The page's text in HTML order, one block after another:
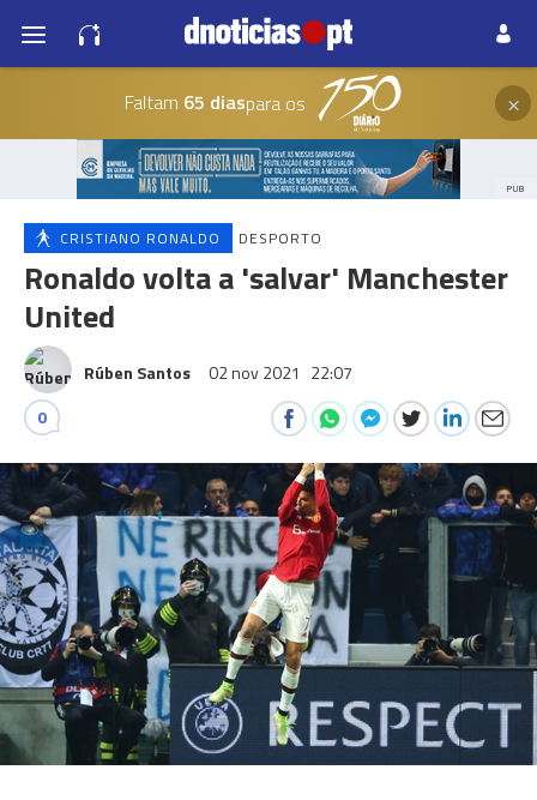
Faltam 65 diaspara os ×
PUB
CRISTIANO RONALDO DESPORTO
Ronaldo volta a 'salvar' Manchester
United
Rúben Santos 02 nov 2021 22:07
0